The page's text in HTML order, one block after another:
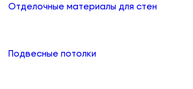
Отделочные материалы для стен
Подвесные потолки